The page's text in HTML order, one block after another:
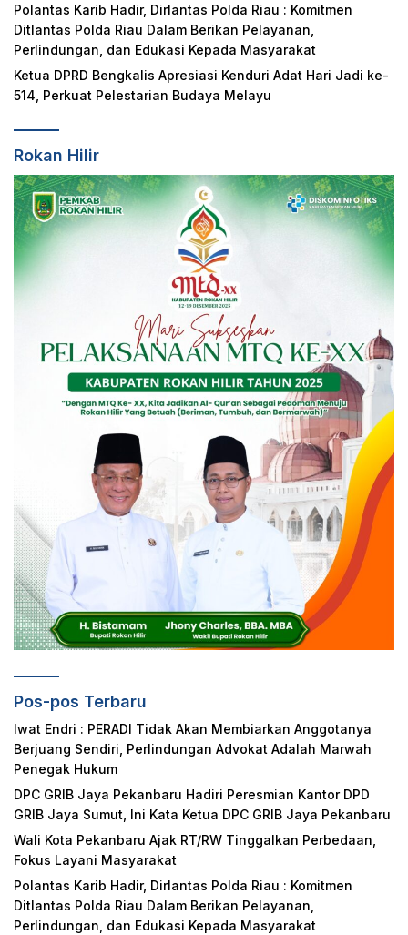
Polantas Karib Hadir, Dirlantas Polda Riau : Komitmen
Ditlantas Polda Riau Dalam Berikan Pelayanan,
Perlindungan, dan Edukasi Kepada Masyarakat
Ketua DPRD Bengkalis Apresiasi Kenduri Adat Hari Jadi ke-
514, Perkuat Pelestarian Budaya Melayu
Rokan Hilir
Pos-pos Terbaru
Iwat Endri : PERADI Tidak Akan Membiarkan Anggotanya
Berjuang Sendiri, Perlindungan Advokat Adalah Marwah
Penegak Hukum
DPC GRIB Jaya Pekanbaru Hadiri Peresmian Kantor DPD
GRIB Jaya Sumut, Ini Kata Ketua DPC GRIB Jaya Pekanbaru
Wali Kota Pekanbaru Ajak RT/RW Tinggalkan Perbedaan,
Fokus Layani Masyarakat
Polantas Karib Hadir, Dirlantas Polda Riau : Komitmen
Ditlantas Polda Riau Dalam Berikan Pelayanan,
Perlindungan, dan Edukasi Kepada Masyarakat